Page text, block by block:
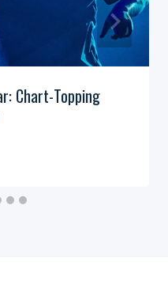
Chart-Topping